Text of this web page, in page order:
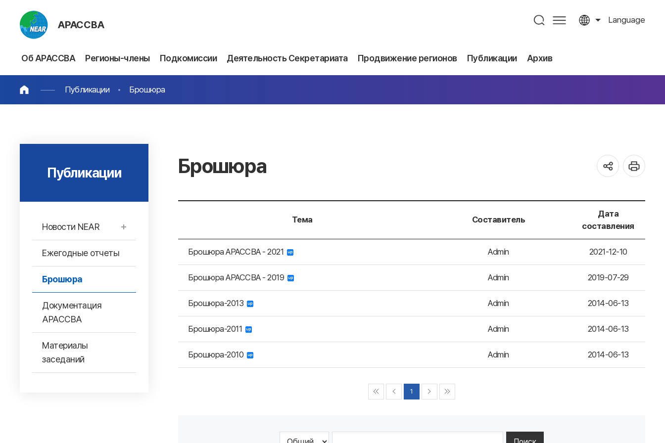
АРАССВА Language
Об АРАССВА Регионы-члены Подкомиссии Деятельность Секретариата Продвижение регионов Публикации Архив
Публикации Брошюра
Публикации
Новости NEAR
Ежегодные отчеты
Брошюра
Документация
АРАССВА
Материалы
заседаний
Брошюра
Тема Составитель
Дата
составления
Брошюра АРАССВА - 2021 Admin 2021-12-10
Брошюра АРАССВА - 2019 Admin 2019-07-29
Брошюра-2013 Admin 2014-06-13
Брошюра-2011 Admin 2014-06-13
Брошюра-2010 Admin 2014-06-13
1